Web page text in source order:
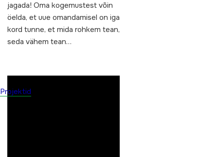
Projektid
jagada! Oma kogemustest võin
öelda, et uue omandamisel on iga
kord tunne, et mida rohkem tean,
seda vähem tean…